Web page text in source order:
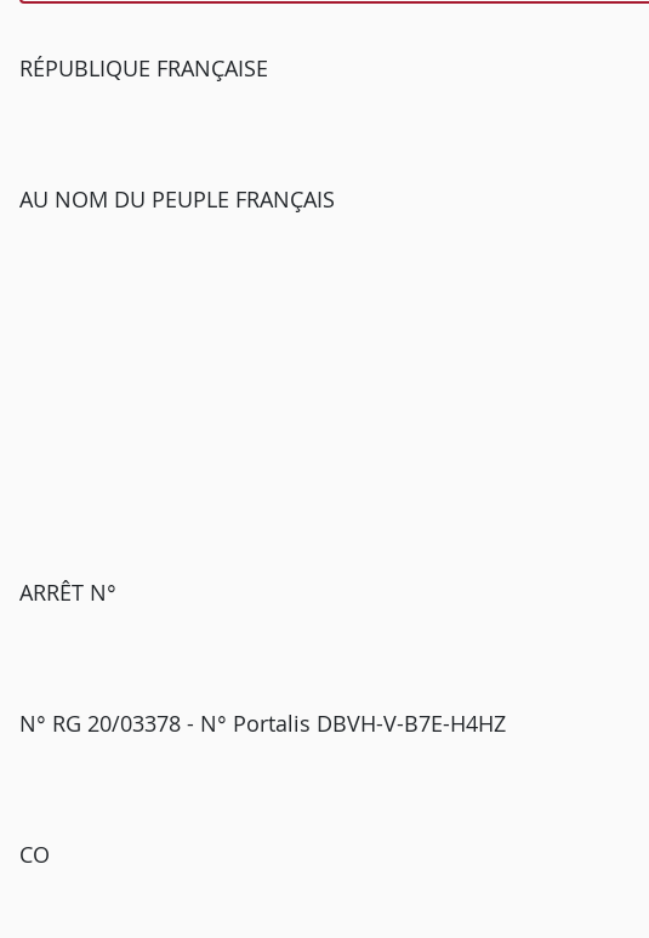
RÉPUBLIQUE FRANÇAISE
AU NOM DU PEUPLE FRANÇAIS
ARRÊT N°
N° RG 20/03378 - N° Portalis DBVH-V-B7E-H4HZ
CO